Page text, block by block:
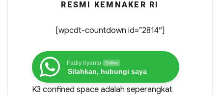
RESMI KEMNAKER RI
[wpcdt-countdown id=”2814″]
Fadly Iryanto Online
Silahkan, hubungi saya
K3 confined space adalah seperangkat